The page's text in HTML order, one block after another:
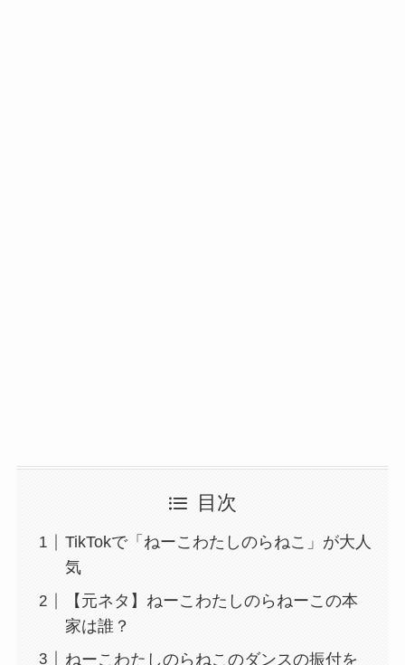
目次
TikTokで「ねーこわたしのらねこ」が大人
気
【元ネタ】ねーこわたしのらねーこの本
家は誰？
ねーこわたしのらねこのダンスの振付を